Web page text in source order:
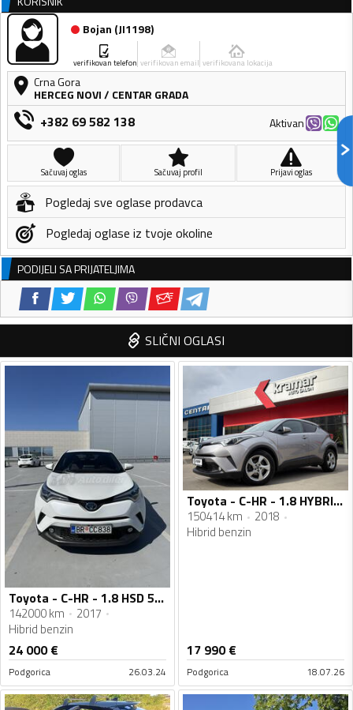
Bojan (JI1198)
verifikovan telefon verifikovan email verifikovana lokacija
Crna Gora
HERCEG NOVI/ CENTAR GRADA
+382 69 582 138 Aktivan
Sačuvaj oglas Sačuvaj profil Prijavi oglas
Pogledaj sve oglase prodavca
Pogledaj oglase iz tvoje okoline
PODIJELI SA PRIJATELJIMA
SLIČNI OGLASI
Toyota - C-HR - 1.8 HSD 5D E-CVT
142000 km
2017
Hibrid benzin
24 000€
Podgorica 26.03.24
Toyota - C-HR - 1.8 HYBRID Automatik Business Edition - Novi model
150414 km
2018
Hibrid benzin
17 990€
Podgorica 18.07.26